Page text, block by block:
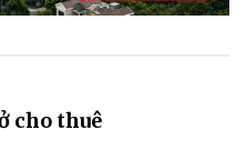
cho thuê